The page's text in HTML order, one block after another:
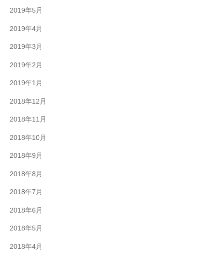
2019年5月
2019年4月
2019年3月
2019年2月
2019年1月
2018年12月
2018年11月
2018年10月
2018年9月
2018年8月
2018年7月
2018年6月
2018年5月
2018年4月